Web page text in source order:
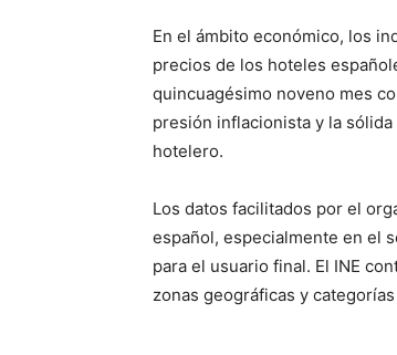
En el ámbito económico, los
precios de los hoteles
quincuagésimo noveno mes
presión inflacionista y la
hotelero.
Los datos facilitados por el
español, especialmente en el
para el usuario final. El INE
zonas geográficas y